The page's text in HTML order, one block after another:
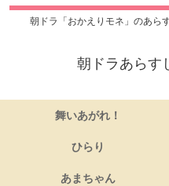
朝ドラ「おかえりモネ」のあら
朝ドラあらす
舞いあがれ！
ひらり
あまちゃん